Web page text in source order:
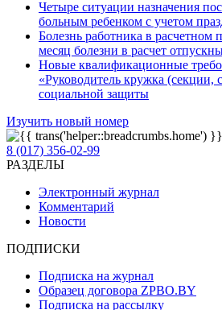
Четыре ситуации назначения
больным ребенком с учетом
Болезнь работника в расчетном
месяц болезни в расчет
Новые квалификационные
«Руководитель кружка (секции,
социальной защиты
Изучить новый номер
8 (017) 356-02-99
РАЗДЕЛЫ
Электронный журнал
Комментарий
Новости
ПОДПИСКИ
Подписка на журнал
Образец договора ZPBO.BY
Подписка на рассылку